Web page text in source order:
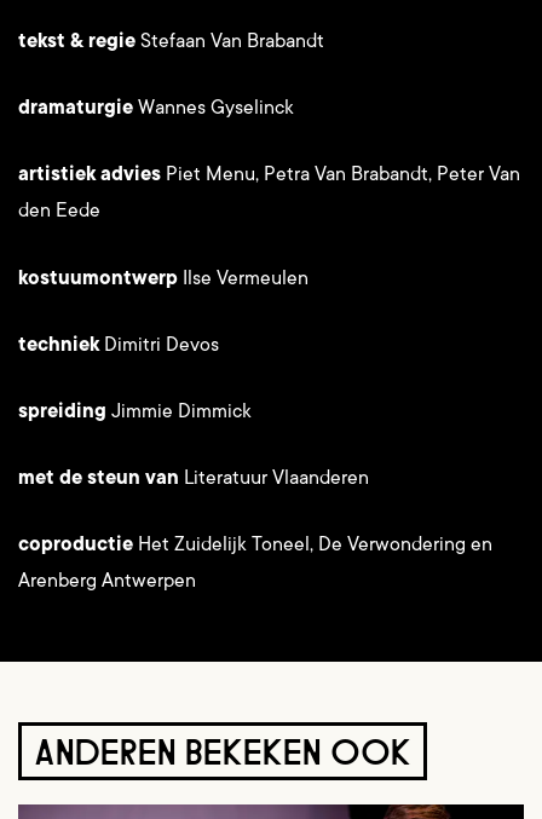
tekst & regie Stefaan Van Brabandt
dramaturgie Wannes Gyselinck
artistiek advies Piet Menu, Petra Van Brabandt, Peter Van
den Eede
kostuumontwerp Ilse Vermeulen
techniek Dimitri Devos
spreiding Jimmie Dimmick
met de steun van Literatuur Vlaanderen
coproductie Het Zuidelijk Toneel, De Verwondering en
Arenberg Antwerpen
ANDEREN BEKEKEN OOK